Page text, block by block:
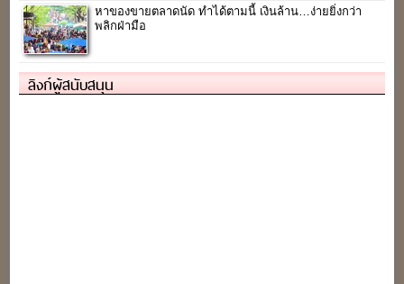
หาของขายตลาดนัด ทำได้ตามนี้ เงินล้าน…ง่ายยิ่งกว่า
พลิกฝ่ามือ
ลิงก์ผู้สนับสนุน